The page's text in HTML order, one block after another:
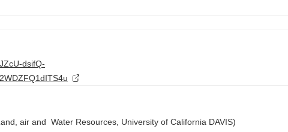
dsifQ-
air and Water Resources, University of California DAVIS)